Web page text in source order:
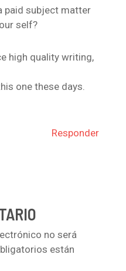
paid subject matter
self?
high quality writing,
one these days.
Responder
no será
están